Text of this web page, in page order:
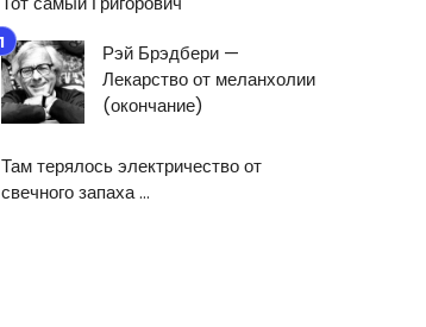
Рэй Брэдбери —
Лекарство от меланхолии
(окончание)
Там терялось электричество от
свечного запаха …